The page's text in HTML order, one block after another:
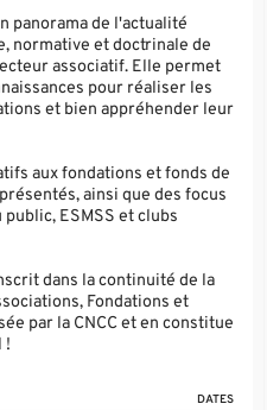
panorama de l'actualité
normative et doctrinale de
associatif. Elle permet
pour réaliser les
et bien appréhender leur
aux fondations et fonds de
ainsi que des focus
ESMSS et clubs
dans la continuité de la
Fondations et
par la CNCC et en constitue
!
DATES